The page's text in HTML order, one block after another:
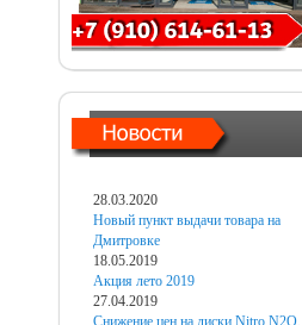
28.03.2020
Новый пункт выдачи товара на
Дмитровке
18.05.2019
Акция лето 2019
27.04.2019
Снижение цен на диски Nitro N2O,